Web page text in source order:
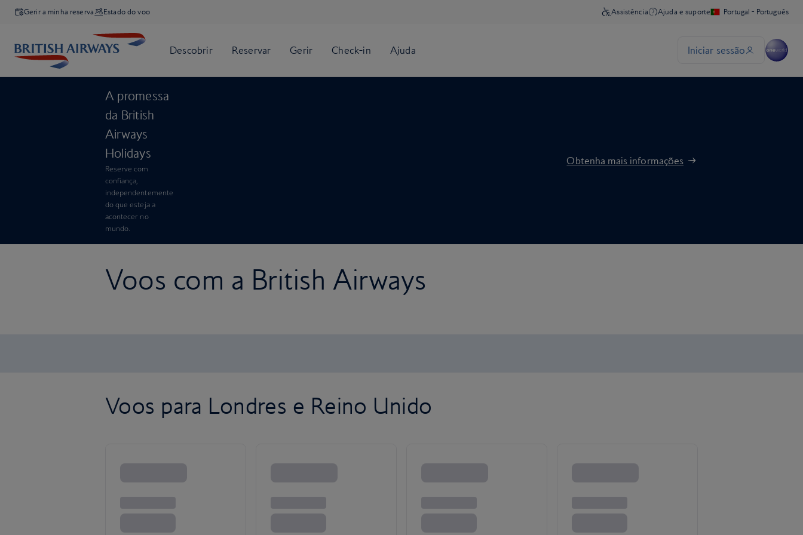
Gerir a minha reserva Estado do voo
A promessa
da British
Airways
Holidays
Reserve com
confiança,
independentemente
do que esteja a
acontecer no
mundo.
Obtenha mais informações
Voos com a British Airways
Voos para Londres e Reino Unido